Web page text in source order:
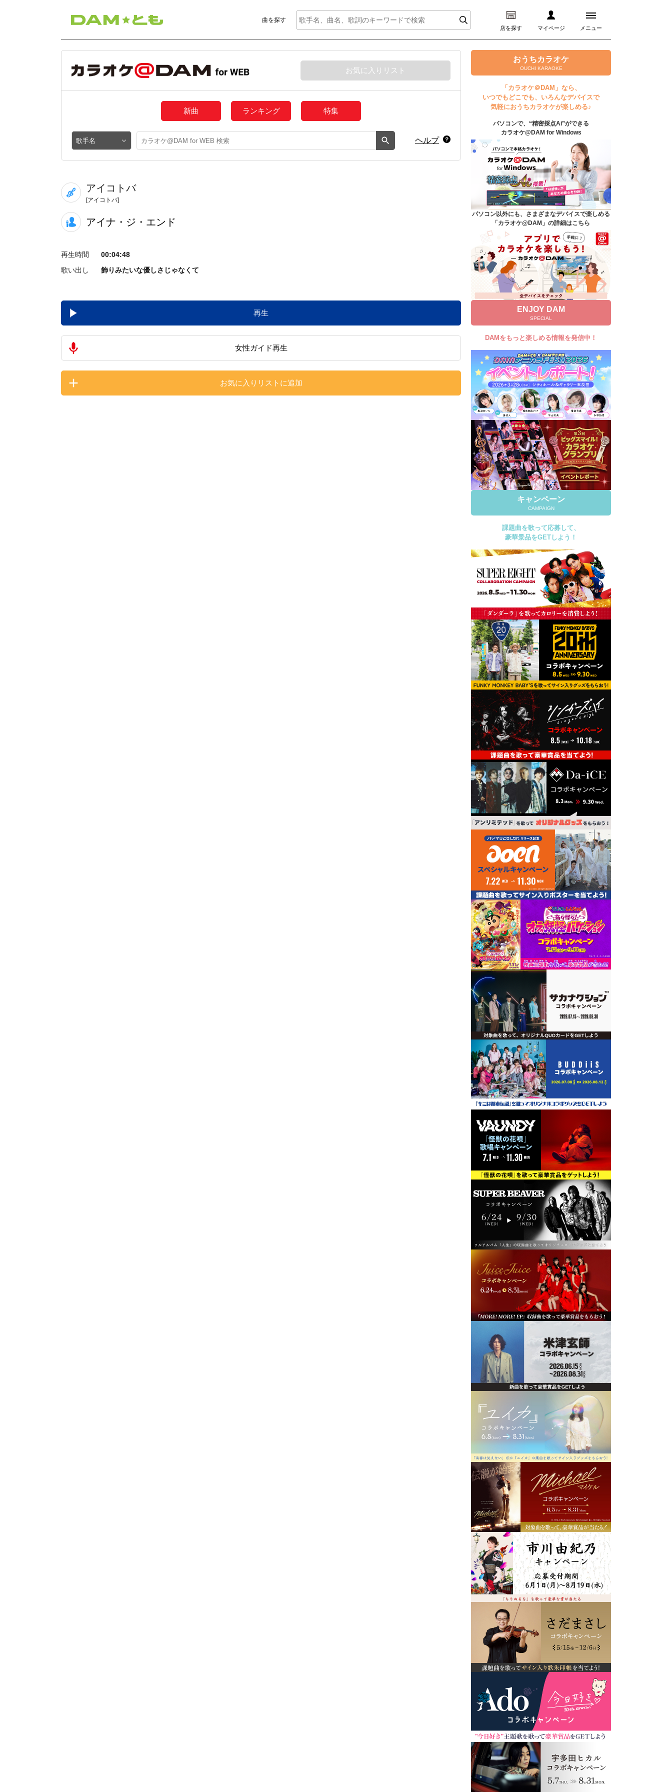
曲を探す
店を探す マイページ メニュー
ログイン
マイページ
プレミアムサービス
DAM★とも動画
DAM★とも録音
カラオケ＠DAM
ユーザー検索
キャンペーン
よくあるご質問
DAMの新曲・ランキングなど
カラオケ最新情報をチェック！
自宅でカラオケ歌い放題！
家族や友達と一緒に！練習にも！
お気に入りリスト
新曲 ランキング 特集
ヘルプ
アイコトバ
[アイコトバ]
アイナ・ジ・エンド
再生時間
00:04:48
歌い出し
飾りみたいな優しさじゃなくて
再生
女性ガイド再生
お気に入りリストに追加
おうちカラオケ
OUCHI KARAOKE
「カラオケ＠DAM」なら、
いつでもどこでも、いろんなデバイスで
気軽におうちカラオケが楽しめる♪
パソコンで、“精密採点Ai”ができる
カラオケ@DAM for Windows
パソコン以外にも、さまざまなデバイスで楽しめる
「カラオケ@DAM」の詳細はこちら
ENJOY DAM
SPECIAL
DAMをもっと楽しめる情報を発信中！
キャンペーン
CAMPAIGN
課題曲を歌って応募して、
豪華景品をGETしよう！